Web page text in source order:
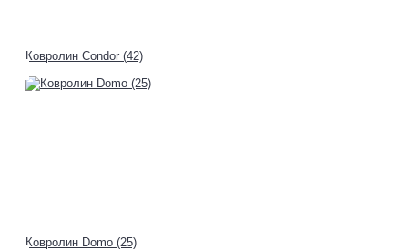
Ковролин Condor (42)
Ковролин Domo (25)